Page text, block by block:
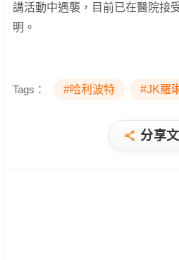
講活動中遇襲，目前已在醫院接
明。
Tags： #哈利波特 #JK羅
分享